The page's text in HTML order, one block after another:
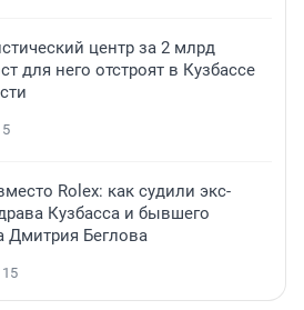
центр за 2 млрд
для него отстроят в Кузбассе
5
Rolex: как судили экс-
Кузбасса и бывшего
Дмитрия Беглова
15